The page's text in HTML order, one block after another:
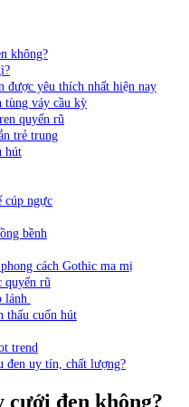
không?
được yêu thích nhất hiện nay
tùng váy cầu kỳ
quyến rũ
trẻ trung
hút
cúp ngực
bềnh
cách Gothic ma mị
quyến rũ
lánh
thấu cuốn hút
trend
đen uy tín, chất lượng?
cưới đen không?